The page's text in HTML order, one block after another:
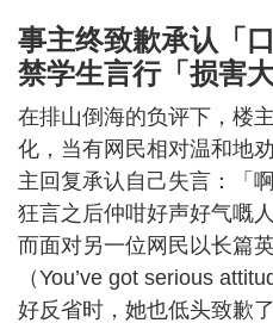
事主终致歉承认「
禁学生言行「损害大
在排山倒海的负评下，楼
化，当有网民相对温和地
主回复承认自己失言：「
狂言之后仲咁好声好气嘅
而面对另一位网民以长篇
（You’ve got serious
好反省时，她也低头致歉